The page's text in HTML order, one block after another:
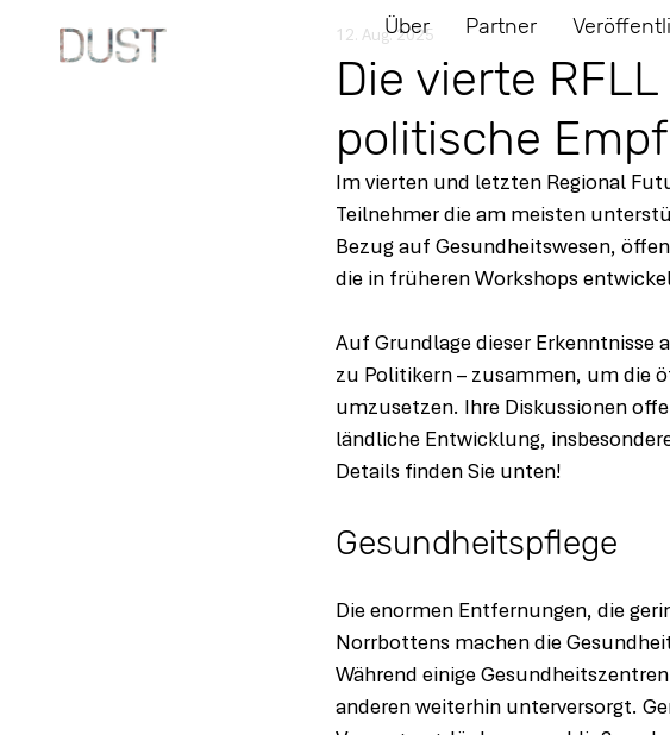
Über Partner
Die vierte
politische
12. Aug. 2025
Im vierten und letzten Regional
Teilnehmer die am meisten
Bezug auf Gesundheitswesen,
die in früheren Workshops
Auf Grundlage dieser Erkenntnisse
zu Politikern – zusammen, um die
umzusetzen. Ihre Diskussionen
ländliche Entwicklung,
Details finden Sie unten!
Gesundheitspflege
Die enormen Entfernungen, die
Norrbottens machen die
Während einige
anderen weiterhin unterversorgt.